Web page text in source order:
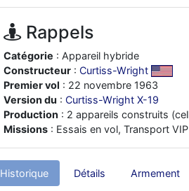
Rappels
Catégorie : Appareil hybride
Constructeur : Curtiss-Wright
Premier vol : 22 novembre 1963
Version du : Curtiss-Wright X-19
Production : 2 appareils construits
Missions : Essais en vol, Transport
Historique Détails Armement